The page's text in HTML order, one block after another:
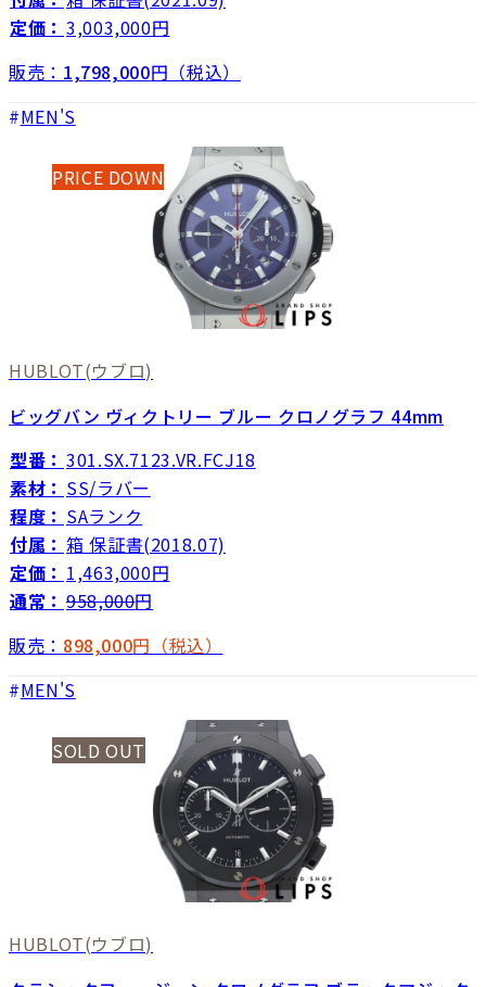
定価： 3,003,000円
販売： 1,798,000円（税込）
MEN'S
PRICE DOWN
HUBLOT(ウブロ)
ビッグバン ヴィクトリー ブルー クロノグラフ 44mm
型番： 301.SX.7123.VR.FCJ18
素材： SS/ラバー
程度： SAランク
付属： 箱 保証書(2018.07)
定価： 1,463,000円
通常： 958,000円
販売： 898,000円（税込）
MEN'S
SOLD OUT
HUBLOT(ウブロ)